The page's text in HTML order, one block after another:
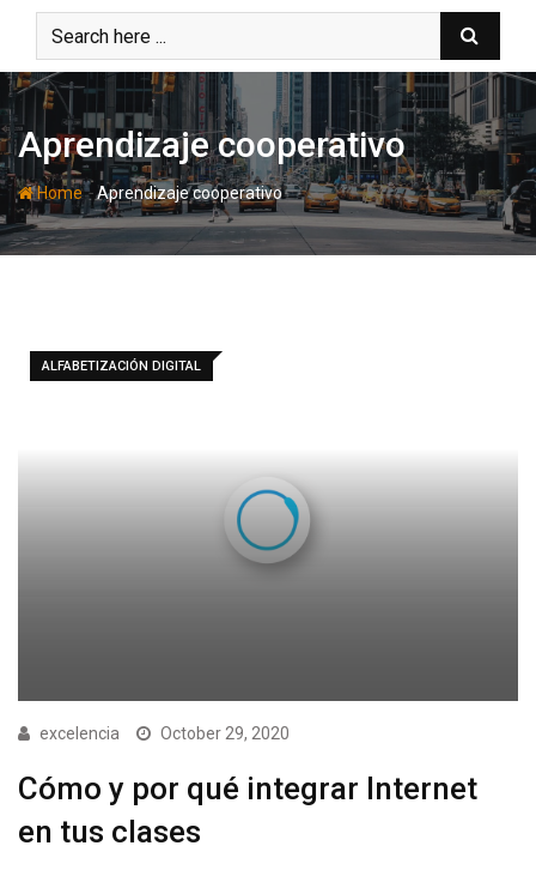
content
Aprendizaje cooperativo
Home-Aprendizaje cooperativo
ALFABETIZACIÓN DIGITAL
excelencia October 29, 2020
Cómo y por qué integrar Internet
en tus clases